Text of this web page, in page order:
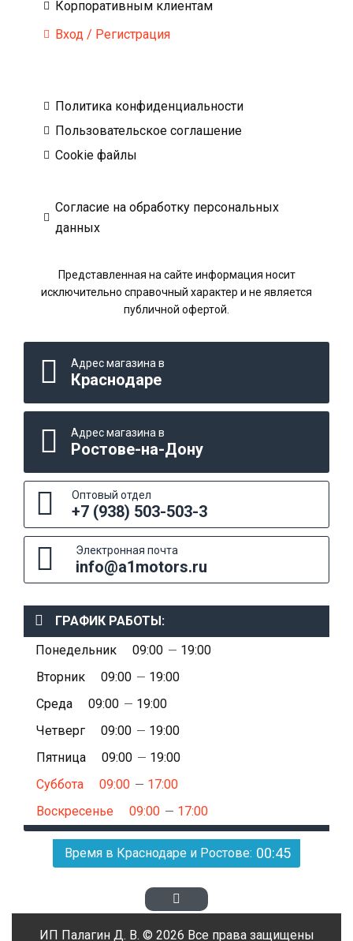
Корпоративным клиентам
Вход / Регистрация
Политика конфиденциальности
Пользовательское соглашение
Cookie файлы
Согласие на обработку персональных
данных
Представленная на сайте информация носит
исключительно справочный характер и не является
публичной офертой.
Адрес магазина в
Краснодаре
Адрес магазина в
Ростове-на-Дону
Оптовый отдел
+7 (938) 503-503-3
Электронная почта
info@a1motors.ru
ГРАФИК РАБОТЫ:
Понедельник
09:00
19:00
Вторник
09:00
19:00
Среда
09:00
19:00
Четверг
09:00
19:00
Пятница
09:00
19:00
Суббота
09:00
17:00
Воскресенье
09:00 17:00
00:45
Время в Краснодаре и Ростове:
ИП Палагин Д. В. © 2026 Все права защищены